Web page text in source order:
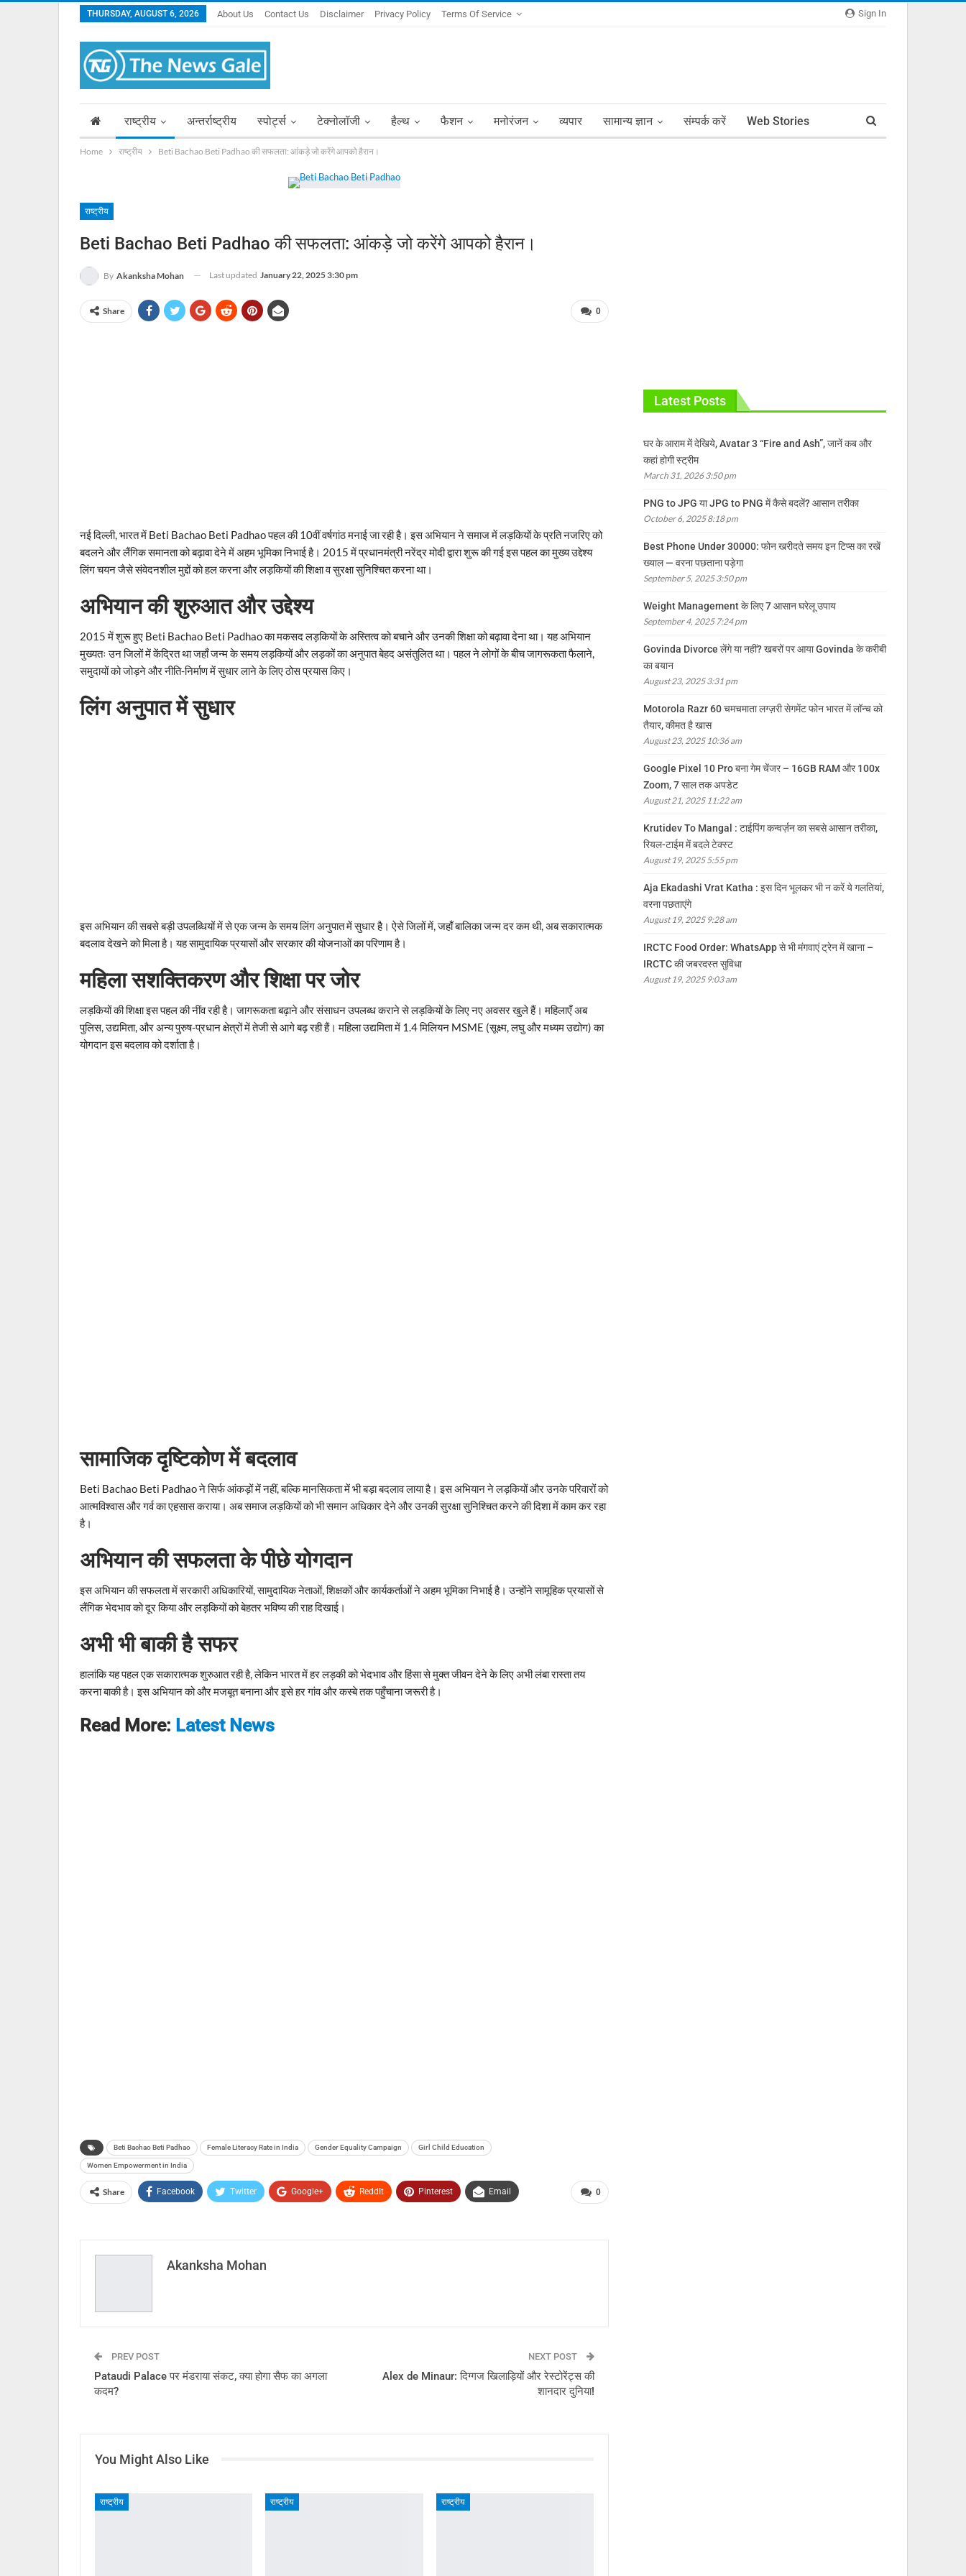
Sign In
THURSDAY, AUGUST 6, 2026 About Us Contact Us Disclaimer Privacy Policy Terms Of Service
राष्ट्रीय अन्तर्राष्ट्रीय स्पोर्ट्स टेक्नोलॉजी हैल्थ फैशन मनोरंजन व्यपार सामान्य ज्ञान संम्पर्क करें Web Stories
Home राष्ट्रीय Beti Bachao Beti Padhao की सफलता: आंकड़े जो करेंगे आपको हैरान।
राष्ट्रीय
Beti Bachao Beti Padhao की सफलता: आंकड़े जो करेंगे आपको हैरान।
By Akanksha Mohan Last updated January 22, 2025 3:30 pm
0
Share
नई दिल्ली, भारत में Beti Bachao Beti Padhao पहल की 10वीं वर्षगांठ मनाई जा रही है। इस अभियान ने समाज में लड़कियों के प्रति नजरिए को
बदलने और लैंगिक समानता को बढ़ावा देने में अहम भूमिका निभाई है। 2015 में प्रधानमंत्री नरेंद्र मोदी द्वारा शुरू की गई इस पहल का मुख्य उद्देश्य
लिंग चयन जैसे संवेदनशील मुद्दों को हल करना और लड़कियों की शिक्षा व सुरक्षा सुनिश्चित करना था।
अभियान की शुरुआत और उद्देश्य
2015 में शुरू हुए Beti Bachao Beti Padhao का मकसद लड़कियों के अस्तित्व को बचाने और उनकी शिक्षा को बढ़ावा देना था। यह अभियान
मुख्यतः उन जिलों में केंद्रित था जहाँ जन्म के समय लड़कियों और लड़कों का अनुपात बेहद असंतुलित था। पहल ने लोगों के बीच जागरूकता फैलाने,
समुदायों को जोड़ने और नीति-निर्माण में सुधार लाने के लिए ठोस प्रयास किए।
लिंग अनुपात में सुधार
इस अभियान की सबसे बड़ी उपलब्धियों में से एक जन्म के समय लिंग अनुपात में सुधार है। ऐसे जिलों में, जहाँ बालिका जन्म दर कम थी, अब सकारात्मक
बदलाव देखने को मिला है। यह सामुदायिक प्रयासों और सरकार की योजनाओं का परिणाम है।
महिला सशक्तिकरण और शिक्षा पर जोर
लड़कियों की शिक्षा इस पहल की नींव रही है। जागरूकता बढ़ाने और संसाधन उपलब्ध कराने से लड़कियों के लिए नए अवसर खुले हैं। महिलाएँ अब
पुलिस, उद्यमिता, और अन्य पुरुष-प्रधान क्षेत्रों में तेजी से आगे बढ़ रही हैं। महिला उद्यमिता में 1.4 मिलियन MSME (सूक्ष्म, लघु और मध्यम उद्योग) का
योगदान इस बदलाव को दर्शाता है।
सामाजिक दृष्टिकोण में बदलाव
Beti Bachao Beti Padhao ने सिर्फ आंकड़ों में नहीं, बल्कि मानसिकता में भी बड़ा बदलाव लाया है। इस अभियान ने लड़कियों और उनके परिवारों को
आत्मविश्वास और गर्व का एहसास कराया। अब समाज लड़कियों को भी समान अधिकार देने और उनकी सुरक्षा सुनिश्चित करने की दिशा में काम कर रहा
है।
अभियान की सफलता के पीछे योगदान
इस अभियान की सफलता में सरकारी अधिकारियों, सामुदायिक नेताओं, शिक्षकों और कार्यकर्ताओं ने अहम भूमिका निभाई है। उन्होंने सामूहिक प्रयासों से
लैंगिक भेदभाव को दूर किया और लड़कियों को बेहतर भविष्य की राह दिखाई।
अभी भी बाकी है सफर
हालांकि यह पहल एक सकारात्मक शुरुआत रही है, लेकिन भारत में हर लड़की को भेदभाव और हिंसा से मुक्त जीवन देने के लिए अभी लंबा रास्ता तय
करना बाकी है। इस अभियान को और मजबूत बनाना और इसे हर गांव और कस्बे तक पहुँचाना जरूरी है।
Read More: Latest News
Beti Bachao Beti Padhao Female Literacy Rate in India Gender Equality Campaign Girl Child Education
Women Empowerment in India
0
Share Facebook Twitter Google+ ReddIt Pinterest Email
Akanksha Mohan
PREV POST
Pataudi Palace पर मंडराया संकट, क्या होगा सैफ का अगला
कदम?
NEXT POST
Alex de Minaur: दिग्गज खिलाड़ियों और रेस्टोरेंट्स की
शानदार दुनिया!
You Might Also Like
राष्ट्रीय राष्ट्रीय राष्ट्रीय
Latest Posts
घर के आराम में देखिये, Avatar 3 “Fire and Ash”, जानें कब और
कहां होगी स्ट्रीम
March 31, 2026 3:50 pm
PNG to JPG या JPG to PNG में कैसे बदलें? आसान तरीका
October 6, 2025 8:18 pm
Best Phone Under 30000: फोन खरीदते समय इन टिप्स का रखें
ख्याल — वरना पछताना पड़ेगा
September 5, 2025 3:50 pm
Weight Management के लिए 7 आसान घरेलू उपाय
September 4, 2025 7:24 pm
Govinda Divorce लेंगे या नहीं? खबरों पर आया Govinda के करीबी
का बयान
August 23, 2025 3:31 pm
Motorola Razr 60 चमचमाता लग्ज़री सेगमेंट फोन भारत में लॉन्च को
तैयार, कीमत है खास
August 23, 2025 10:36 am
Google Pixel 10 Pro बना गेम चेंजर – 16GB RAM और 100x
Zoom, 7 साल तक अपडेट
August 21, 2025 11:22 am
Krutidev To Mangal : टाईपिंग कन्वर्ज़न का सबसे आसान तरीका,
रियल-टाईम में बदले टेक्स्ट
August 19, 2025 5:55 pm
Aja Ekadashi Vrat Katha : इस दिन भूलकर भी न करें ये गलतियां,
वरना पछताएंगे
August 19, 2025 9:28 am
IRCTC Food Order: WhatsApp से भी मंगवाएं ट्रेन में खाना –
IRCTC की जबरदस्त सुविधा
August 19, 2025 9:03 am